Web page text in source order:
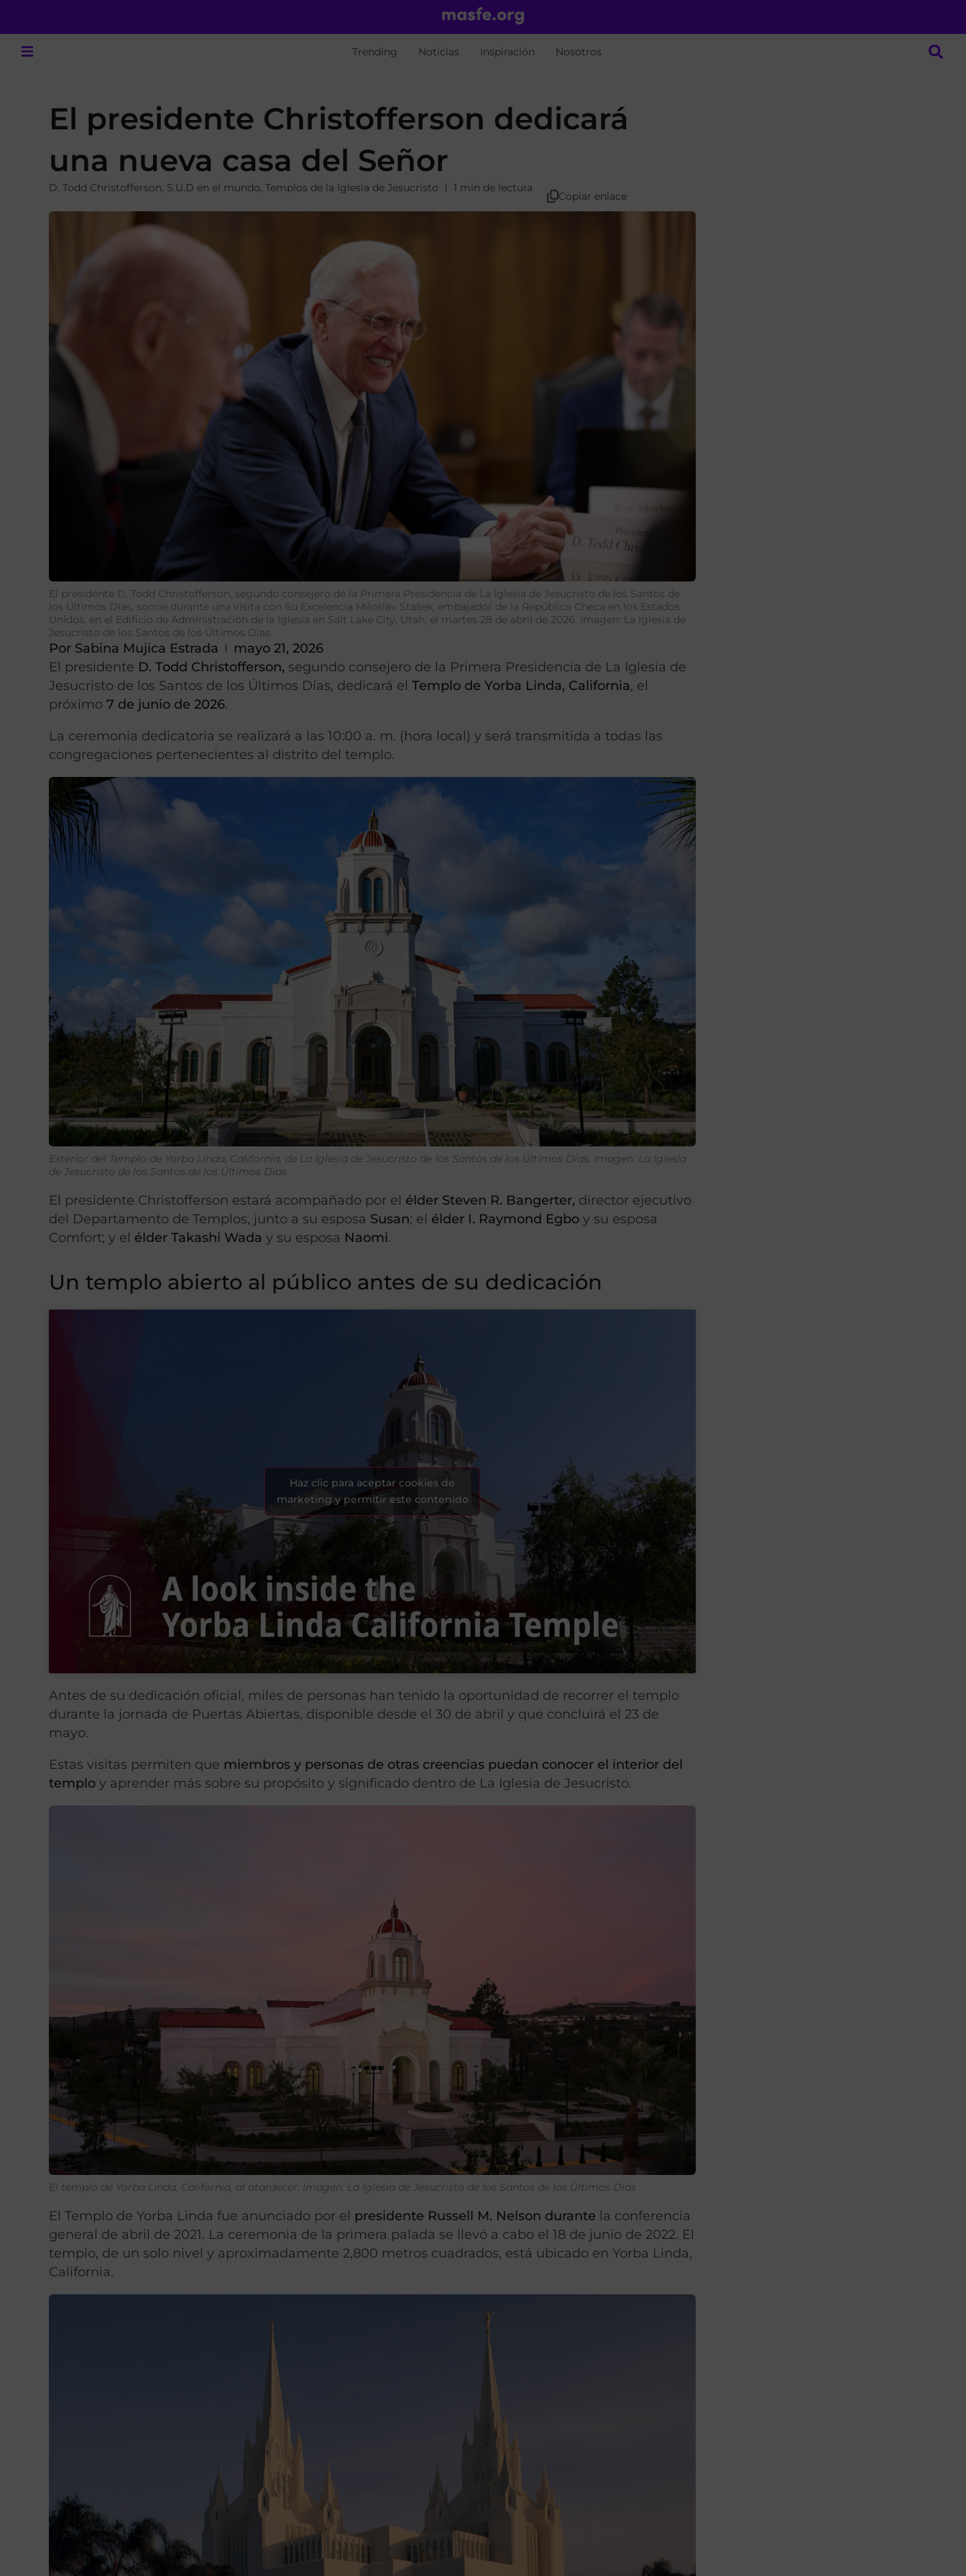
Trending Noticias Inspiración Nosotros
El presidente Christofferson dedicará
una nueva casa del Señor
D. Todd Christofferson, S.U.D en el mundo,Templos de la Iglesia de Jesucristo 1 min de lectura
Copiar enlace
El presidente D. Todd Christofferson, segundo consejero de la Primera Presidencia de La Iglesia de Jesucristo de los Santos de
los Últimos Días, sonríe durante una visita con Su Excelencia Miloslav Stašek, embajador de la República Checa en los Estados
Unidos, en el Edificio de Administración de la Iglesia en Salt Lake City, Utah, el martes 28 de abril de 2026. Imagen: La Iglesia de
Jesucristo de los Santos de los Últimos Días
Por Sabina Mujica Estrada
mayo 21, 2026
El presidente D. Todd Christofferson, segundo consejero de la Primera Presidencia de La Iglesia de
Jesucristo de los Santos de los Últimos Días, dedicará elTemplo de Yorba Linda, California, el
próximo7 de junio de 2026.
La ceremonia dedicatoria se realizará a las 10:00 a. m. (hora local) y será transmitida a todas las
congregaciones pertenecientes al distrito del templo.
Exterior del Templo de Yorba Linda, California, de La Iglesia de Jesucristo de los Santos de los Últimos Días. Imagen: La Iglesia
de Jesucristo de los Santos de los Últimos Días
El presidente Christofferson estará acompañado por el élder Steven R. Bangerter, director ejecutivo
del Departamento de Templos, junto a su esposa Susan; el élder I. Raymond Egbo y su esposa
Comfort; y el élder Takashi Wada y su esposa Naomi.
Un templo abierto al público antes de su dedicación
Haz clic para aceptar cookies de
marketing y permitir este contenido
Antes de su dedicación oficial, miles de personas han tenido la oportunidad de recorrer el templo
durante la jornada de Puertas Abiertas, disponible desde el 30 de abril y que concluirá el 23 de
mayo.
Estas visitas permiten que miembros y personas de otras creencias puedan conocer el interior del
templo y aprender más sobre su propósito y significado dentro de La Iglesia de Jesucristo.
El templo de Yorba Linda, California, al atardecer. Imagen: La Iglesia de Jesucristo de los Santos de los Últimos Días
El Templo de Yorba Linda fue anunciado por el presidente Russell M. Nelson durante la conferencia
general de abril de 2021. La ceremonia de la primera palada se llevó a cabo el 18 de junio de 2022. El
templo, de un solo nivel y aproximadamente 2,800 metros cuadrados, está ubicado en Yorba Linda,
California.